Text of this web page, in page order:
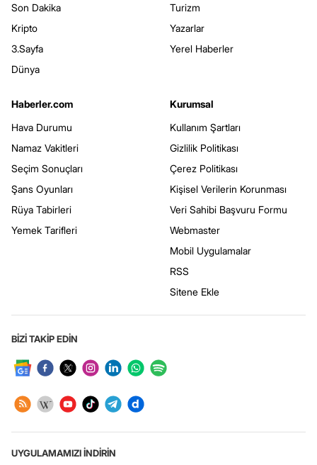
Son Dakika
Kripto
3.Sayfa
Dünya
Turizm
Yazarlar
Yerel Haberler
Haberler.com
Hava Durumu
Namaz Vakitleri
Seçim Sonuçları
Şans Oyunları
Rüya Tabirleri
Yemek Tarifleri
Kurumsal
Kullanım Şartları
Gizlilik Politikası
Çerez Politikası
Kişisel Verilerin Korunması
Veri Sahibi Başvuru Formu
Webmaster
Mobil Uygulamalar
RSS
Sitene Ekle
BİZİ TAKİP EDİN
UYGULAMAMIZI İNDİRİN